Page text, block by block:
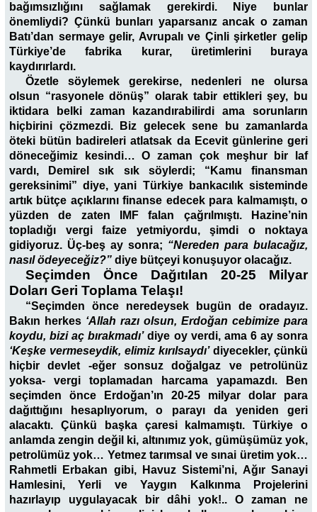
bağımsızlığını sağlamak gerekirdi. Niye bunlar
önemliydi? Çünkü bunları yaparsanız ancak o zaman
Batı’dan sermaye gelir, Avrupalı ve Çinli şirketler gelip
Türkiye’de fabrika kurar, üretimlerini buraya
kaydırırlardı.
Özetle söylemek gerekirse, nedenleri ne olursa
olsun “rasyonele dönüş” olarak tabir ettikleri şey, bu
iktidara belki zaman kazandırabilirdi ama sorunların
hiçbirini çözmezdi. Biz gelecek sene bu zamanlarda
öteki bütün badireleri atlatsak da Ecevit günlerine geri
döneceğimiz kesindi… O zaman çok meşhur bir laf
vardı, Demirel sık sık söylerdi; “Kamu finansman
gereksinimi” diye, yani Türkiye bankacılık sisteminde
artık bütçe açıklarını finanse edecek para kalmamıştı, o
yüzden de zaten IMF falan çağrılmıştı. Hazine’nin
topladığı vergi faize yetmiyordu, şimdi o noktaya
gidiyoruz. Üç-beş ay sonra; “Nereden para bulacağız,
nasıl ödeyeceğiz?” diye bütçeyi konuşuyor olacağız.
Seçimden Önce Dağıtılan 20-25 Milyar
Doları Geri Toplama Telaşı!
“Seçimden önce neredeysek bugün de oradayız.
Bakın herkes ‘Allah razı olsun, Erdoğan cebimize para
koydu, bizi aç bırakmadı’diye oy verdi, ama 6 ay sonra
‘Keşke vermeseydik, elimiz kırılsaydı’diyecekler, çünkü
hiçbir devlet -eğer sonsuz doğalgaz ve petrolünüz
yoksa- vergi toplamadan harcama yapamazdı. Ben
seçimden önce Erdoğan’ın 20-25 milyar dolar para
dağıttığını hesaplıyorum, o parayı da yeniden geri
alacaktı. Çünkü başka çaresi kalmamıştı. Türkiye o
anlamda zengin değil ki, altınımız yok, gümüşümüz yok,
petrolümüz yok… Yetmez tarımsal ve sınai üretim yok…
Rahmetli Erbakan gibi, Havuz Sistemi’ni, Ağır Sanayi
Hamlesini, Yerli ve Yaygın Kalkınma Projelerini
hazırlayıp uygulayacak bir dâhi yok!.. O zaman ne